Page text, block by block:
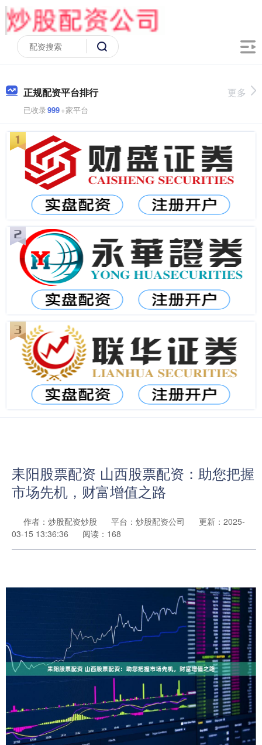
正规配资平台排行
已收录999+家平台
更多
耒阳股票配资 山西股票配资：助您把握
市场先机，财富增值之路
作者：炒股配资炒股 平台：炒股配资公司
更新：2025-
03-15 13:36:36
阅读：168